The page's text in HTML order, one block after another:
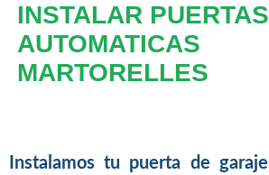
INSTALAR PUERTAS
AUTOMATICAS
MARTORELLES
Instalamos tu puerta de